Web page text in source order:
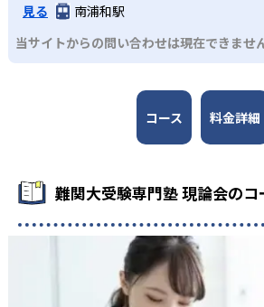
る。すなわち、個別指導塾のような柔軟
ない可能性がある。また難関大受験に
通常のテスト勉強にどこまで対応してく
また、現状では大都市部にしか教室がな
も受講は可能だが、地方都市の場合は直
見る
南浦和駅
当サイトからの問い合わせは現在できませ
コース 料金詳細
難関大受験専門塾 現論会のコ